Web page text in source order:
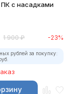
ПК с насадками
1 900 ₽ -23%
рублей за покупку: